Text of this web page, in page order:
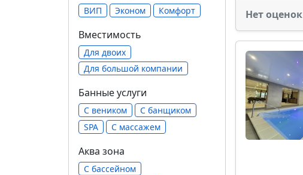
Нет оценок
ВИП Эконом Комфорт
Вместимость
Для двоих
Для большой компании
Банные услуги
С веником
С банщиком
SPA
С массажем
Аква зона
С бассейном